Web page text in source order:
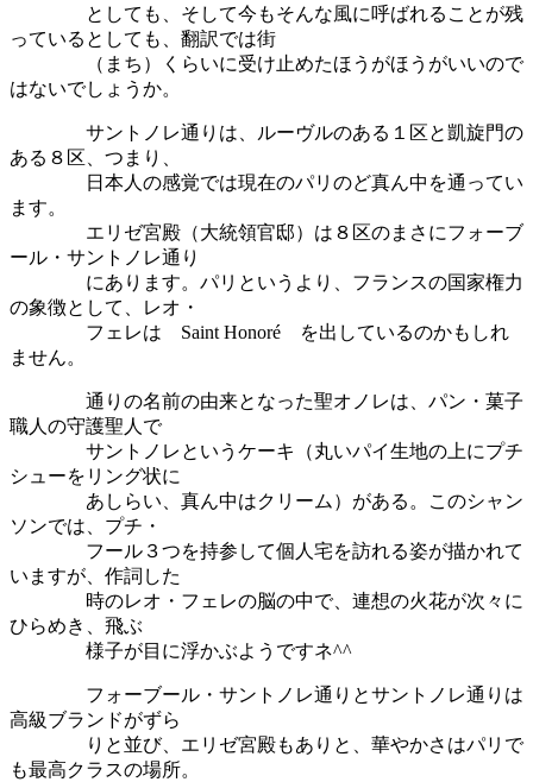
としても、そして今もそんな風に呼ばれることが残
っているとしても、翻訳では街
（まち）くらいに受け止めたほうがほうがいいので
はないでしょうか。
サントノレ通りは、ルーヴルのある１区と凱旋門の
ある８区、つまり、
日本人の感覚では現在のパリのど真ん中を通ってい
ます。
エリゼ宮殿（大統領官邸）は８区のまさにフォーブ
ール・サントノレ通り
にあります。パリというより、フランスの国家権力
の象徴として、レオ・
フェレは Saint Honoré を出しているのかもしれ
ません。
通りの名前の由来となった聖オノレは、パン・菓子
職人の守護聖人で
サントノレというケーキ（丸いパイ生地の上にプチ
シューをリング状に
あしらい、真ん中はクリーム）がある。このシャン
ソンでは、プチ・
フール３つを持参して個人宅を訪れる姿が描かれて
いますが、作詞した
時のレオ・フェレの脳の中で、連想の火花が次々に
ひらめき、飛ぶ
様子が目に浮かぶようですネ^^
フォーブール・サントノレ通りとサントノレ通りは
高級ブランドがずら
りと並び、エリゼ宮殿もありと、華やかさはパリで
も最高クラスの場所。